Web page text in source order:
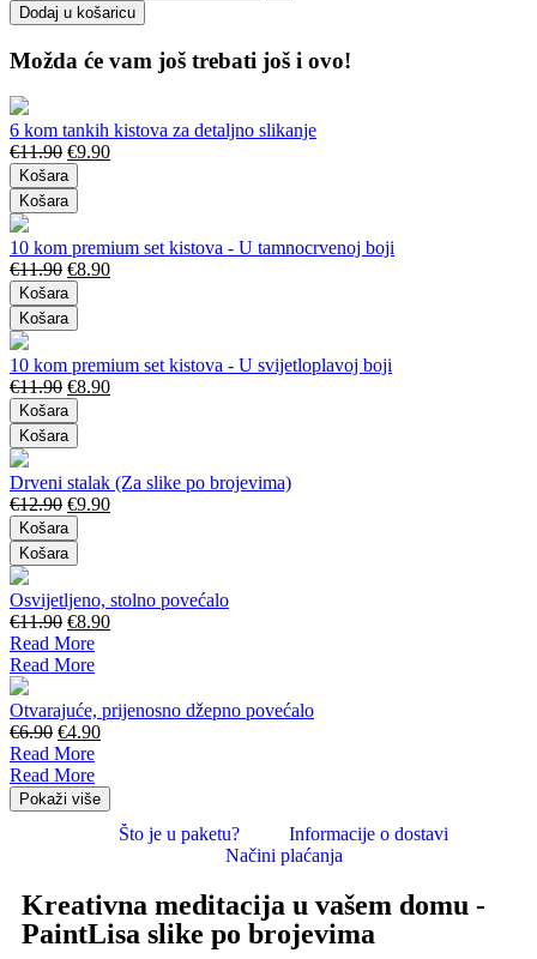
Dodaj u košaricu
Možda će vam još trebati još i ovo!
6 kom tankih kistova za detaljno slikanje
€11.90 €9.90
Košara
Košara
10 kom premium set kistova - U tamnocrvenoj boji
€11.90 €8.90
Košara
Košara
10 kom premium set kistova - U svijetloplavoj boji
€11.90 €8.90
Košara
Košara
Drveni stalak (Za slike po brojevima)
€12.90 €9.90
Košara
Košara
Osvijetljeno, stolno povećalo
€11.90 €8.90
Read More
Read More
Otvarajuće, prijenosno džepno povećalo
€6.90 €4.90
Read More
Read More
Pokaži više
Što je u paketu?
Informacije o dostavi
Načini plaćanja
Kreativna meditacija u vašem domu -
PaintLisa slike po brojevima